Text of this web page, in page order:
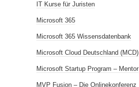
IT Kurse für Juristen
Microsoft 365
Microsoft 365 Wissensdatenbank
Microsoft Cloud Deutschland (MCD)
Microsoft Startup Program – Mentor
MVP Fusion – Die Onlinekonferenz